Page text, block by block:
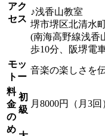
アク
セス
♪浅香山教室
堺市堺区北清水
(南海高野線浅香
歩10分、阪堺電
モッ
トー
音楽の楽しさを
料
金
の
め
初
級
月8000円（月3回